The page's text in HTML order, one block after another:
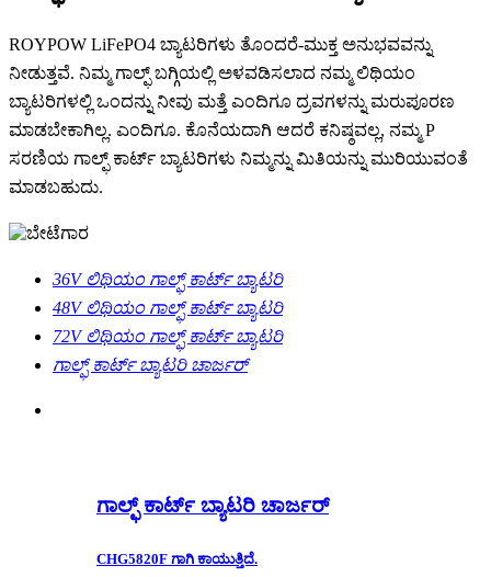
ROYPOW LiFePO4 ಬ್ಯಾಟರಿಗಳು ತೊಂದರೆ-ಮುಕ್ತ ಅನುಭವವನ್ನು
ನೀಡುತ್ತವೆ. ನಿಮ್ಮ ಗಾಲ್ಫ್ ಬಗ್ಗಿಯಲ್ಲಿ ಅಳವಡಿಸಲಾದ ನಮ್ಮ ಲಿಥಿಯಂ
ಬ್ಯಾಟರಿಗಳಲ್ಲಿ ಒಂದನ್ನು ನೀವು ಮತ್ತೆ ಎಂದಿಗೂ ದ್ರವಗಳನ್ನು ಮರುಪೂರಣ
ಮಾಡಬೇಕಾಗಿಲ್ಲ. ಎಂದಿಗೂ. ಕೊನೆಯದಾಗಿ ಆದರೆ ಕನಿಷ್ಠವಲ್ಲ, ನಮ್ಮ P
ಸರಣಿಯ ಗಾಲ್ಫ್ ಕಾರ್ಟ್ ಬ್ಯಾಟರಿಗಳು ನಿಮ್ಮನ್ನು ಮಿತಿಯನ್ನು ಮುರಿಯುವಂತೆ
ಮಾಡಬಹುದು.
36V ಲಿಥಿಯಂ ಗಾಲ್ಫ್ ಕಾರ್ಟ್ ಬ್ಯಾಟರಿ
48V ಲಿಥಿಯಂ ಗಾಲ್ಫ್ ಕಾರ್ಟ್ ಬ್ಯಾಟರಿ
72V ಲಿಥಿಯಂ ಗಾಲ್ಫ್ ಕಾರ್ಟ್ ಬ್ಯಾಟರಿ
ಗಾಲ್ಫ್ ಕಾರ್ಟ್ ಬ್ಯಾಟರಿ ಚಾರ್ಜರ್
ಗಾಲ್ಫ್ ಕಾರ್ಟ್ ಬ್ಯಾಟರಿ ಚಾರ್ಜರ್
CHG5820F ಗಾಗಿ ಕಾಯುತ್ತಿದೆ.